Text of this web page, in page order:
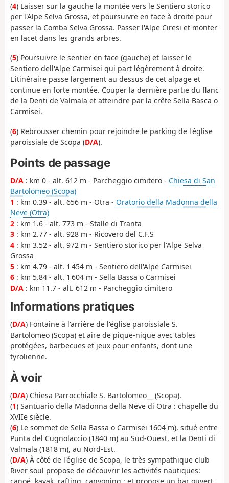
(4) Laisser sur la gauche la montée vers le Sentiero storico
per l'Alpe Selva Grossa, et poursuivre en face à droite pour
passer la Comba Selva Grossa. Passer l'Alpe Ciresi et monter
en lacet dans les grands arbres.
(5) Poursuivre le sentier en face (gauche) et laisser le
Sentiero dell'Alpe Carmisei qui part légèrement à droite.
L'itinéraire passe largement au dessus de cet alpage et
continue en forte montée. Couper la dernière partie du flanc
de la Denti de Valmala et atteindre par la crête Sella Basca o
Carmisei.
(6) Rebrousser chemin pour rejoindre le parking de l'église
paroissiale de Scopa (D/A).
Points de passage
D/A : km 0 - alt. 612 m - Parcheggio cimitero - Chiesa di San
Bartolomeo (Scopa)
1 : km 0.39 - alt. 656 m - Otra - Oratorio della Madonna della
Neve (Otra)
2 : km 1.6 - alt. 773 m - Stalle di Tranta
3 : km 2.77 - alt. 928 m - Ricovero del C.F.S
4 : km 3.52 - alt. 972 m - Sentiero storico per l'Alpe Selva
Grossa
5 : km 4.79 - alt. 1 454 m - Sentiero dell'Alpe Carmisei
6 : km 5.84 - alt. 1 604 m - Sella Bassa o Carmisei
D/A : km 11.7 - alt. 612 m - Parcheggio cimitero
Informations pratiques
(D/A) Fontaine à l'arrière de l'église paroissiale S.
Bartolomeo (Scopa) et aire de pique-nique avec tables
protégées, barbecues et jeux pour enfants, dont une
tyrolienne.
À voir
(D/A) Chiesa Parrocchiale S. Bartolomeo__ (Scopa).
(1) Santuario della Madonna della Neve di Otra : chapelle du
XVIIe siècle.
(6) Le sommet de Sella Bassa o Carmisei 1604 m), situé entre
Punta del Cugnolaccio (1840 m) au Sud-Ouest, et la Denti di
Valmala (1818 m), au Nord-Est.
(D/A) À côté de l'église de Scopa, le très sympathique club
River soul propose de découvrir les activités nautiques: